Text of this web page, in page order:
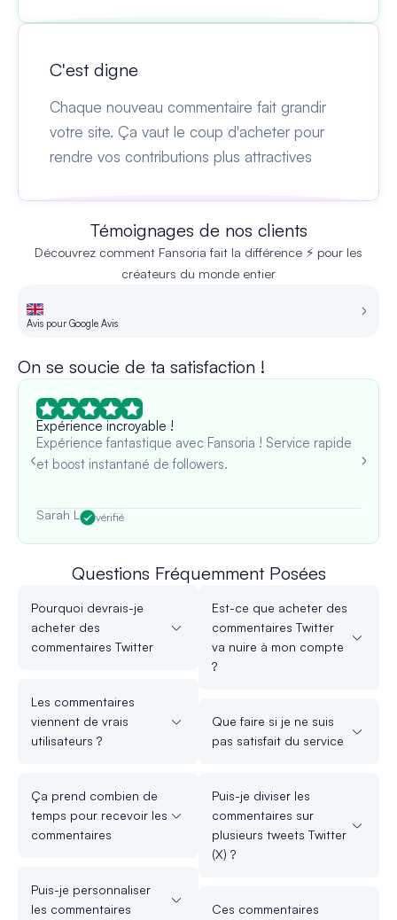
C'est digne
Chaque nouveau commentaire fait grandir
votre site. Ça vaut le coup d'acheter pour
rendre vos contributions plus attractives
Témoignages de nos clients
Découvrez comment Fansoria fait la différence ⚡ pour les
créateurs du monde entier
Avis pour Google Avis
On se soucie de ta satisfaction !
Expérience incroyable !
Expérience fantastique avec Fansoria ! Service rapide
et boost instantané de followers.
Sarah L vérifié
Questions Fréquemment Posées
Pourquoi devrais-je
acheter des
commentaires Twitter
Les commentaires
viennent de vrais
utilisateurs ?
Ça prend combien de
temps pour recevoir les
commentaires
Puis-je personnaliser
les commentaires
Est-ce que acheter des
commentaires Twitter
va nuire à mon compte
?
Que faire si je ne suis
pas satisfait du service
Puis-je diviser les
commentaires sur
plusieurs tweets Twitter
(X) ?
Ces commentaires